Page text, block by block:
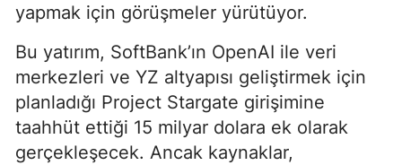
yapmak için görüşmeler yürütüyor.
Bu yatırım, SoftBank’ın OpenAI ile veri
merkezleri ve YZ altyapısı geliştirmek için
planladığı Project Stargate girişimine
taahhüt ettiği 15 milyar dolara ek olarak
gerçekleşecek. Ancak kaynaklar,